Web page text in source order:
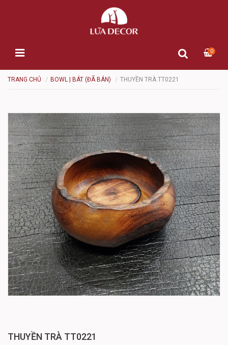
0
TRANG CHỦ BOWL | BÁT (ĐÃ BÁN) THUYỀN TRÀ TT0221
THUYỀN TRÀ TT0221